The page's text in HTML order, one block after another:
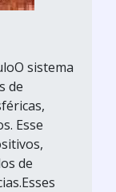
sistema
de
Esse
de